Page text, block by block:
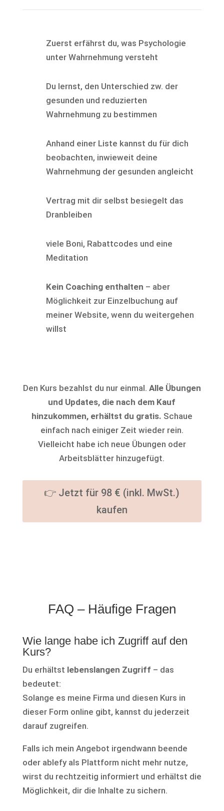
Zuerst erfährst du, was Psychologie
unter Wahrnehmung versteht
Du lernst, den Unterschied zw. der
gesunden und reduzierten
Wahrnehmung zu bestimmen
Anhand einer Liste kannst du für dich
beobachten, inwieweit deine
Wahrnehmung der gesunden angleicht
Vertrag mit dir selbst besiegelt das
Dranbleiben
viele Boni, Rabattcodes und eine
Meditation
Kein Coaching enthalten – aber
Möglichkeit zur Einzelbuchung auf
meiner Website, wenn du weitergehen
willst
Den Kurs bezahlst du nur einmal. Alle Übungen
und Updates, die nach dem Kauf
hinzukommen, erhältst du gratis. Schaue
einfach nach einiger Zeit wieder rein.
Vielleicht habe ich neue Übungen oder
Arbeitsblätter hinzugefügt.
👉 Jetzt für 98 € (inkl. MwSt.)
kaufen
FAQ – Häufige Fragen
Wie lange habe ich Zugriff auf den
Kurs?
Du erhältst lebenslangen Zugriff – das
bedeutet:
Solange es meine Firma und diesen Kurs in
dieser Form online gibt, kannst du jederzeit
darauf zugreifen.
Falls ich mein Angebot irgendwann beende
oder ablefy als Plattform nicht mehr nutze,
wirst du rechtzeitig informiert und erhältst die
Möglichkeit, dir die Inhalte zu sichern.